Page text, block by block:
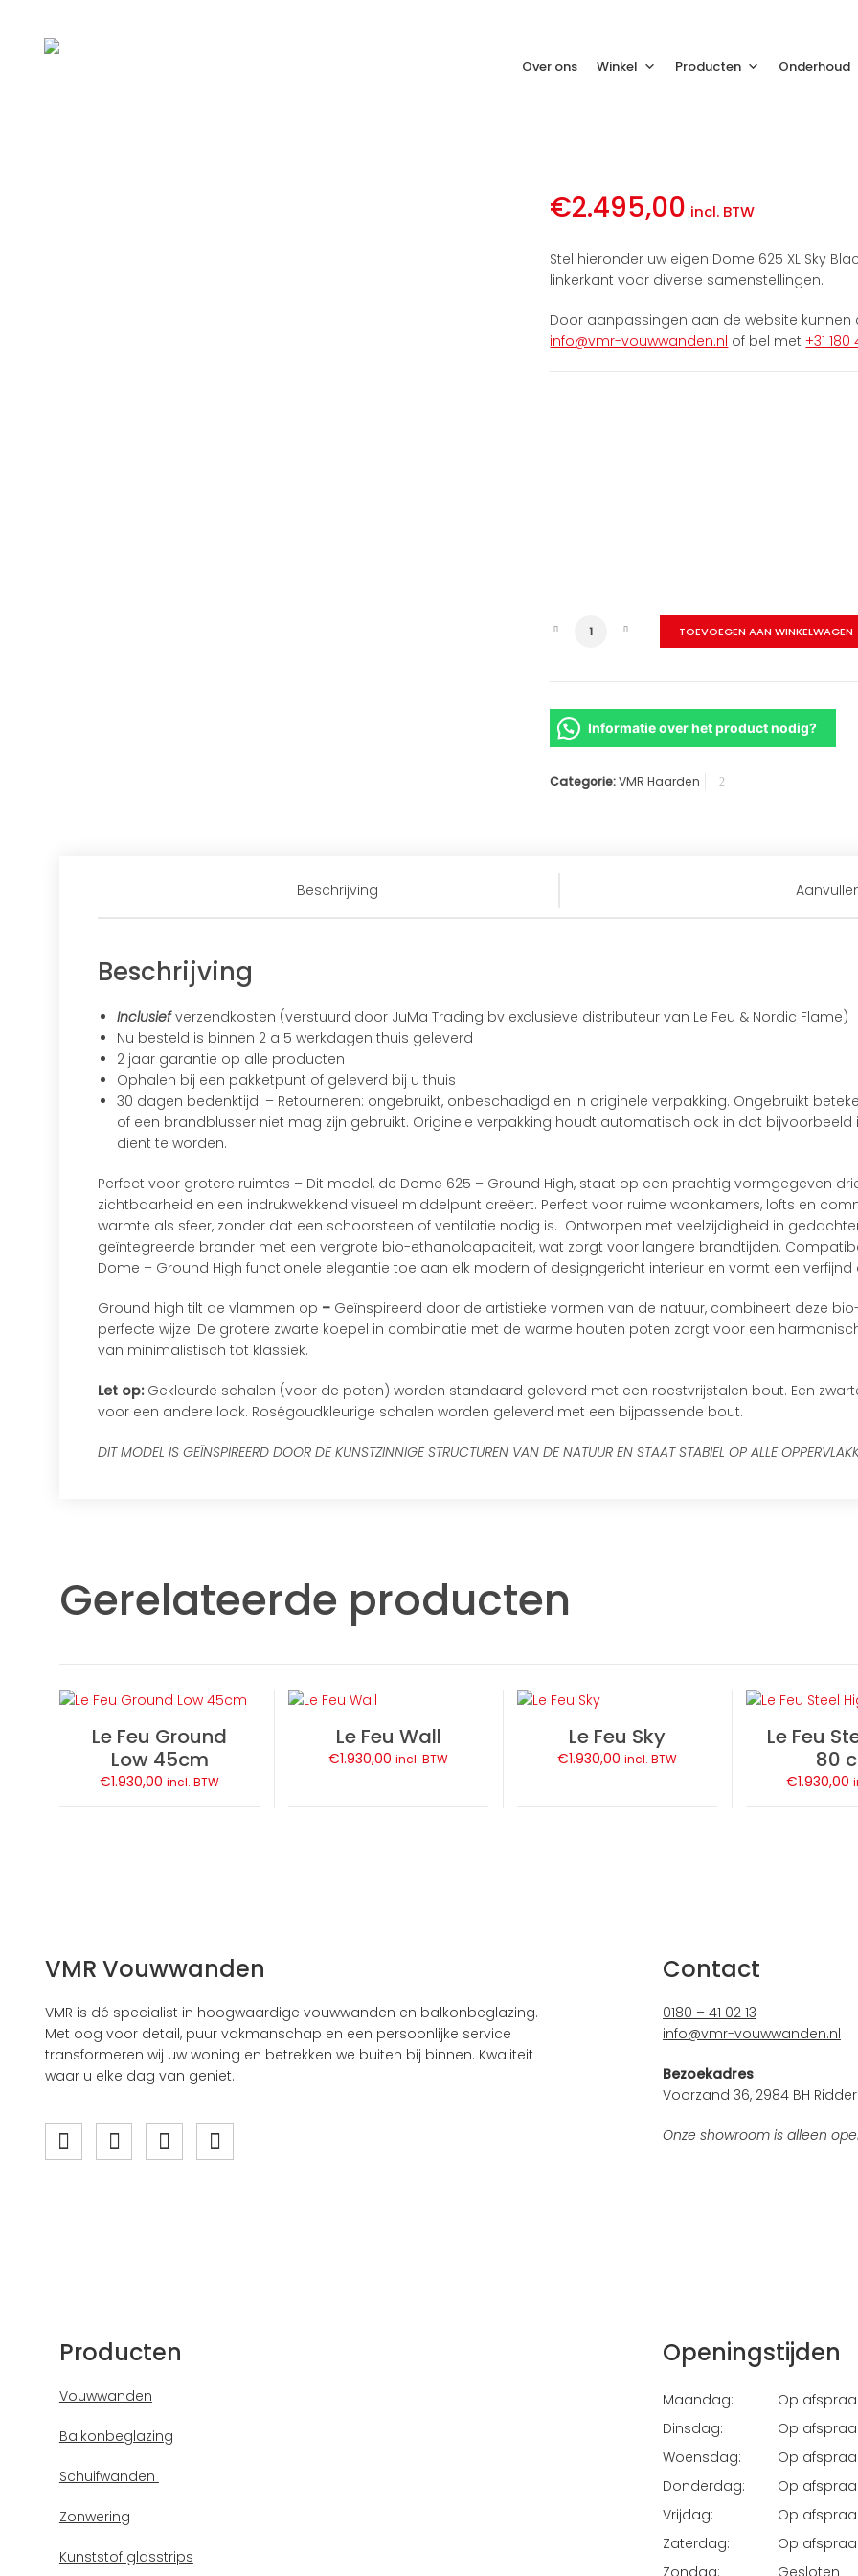
Over ons Winkel Producten Onderhoud
€2.495,00 incl. BTW
Stel hieronder uw eigen Dome 625 XL Sky
linkerkant voor diverse samenstellingen.
Door aanpassingen aan de website
info@vmr-vouwwanden.nl of bel met+31 180
Dome 625 XL – Black Ground Wood High
TOEVOEGEN AAN WINKELWAGEN
Informatie over het product nodig?
Categorie:VMR Haarden
Beschrijving
Beschrijving
Inclusiefverzendkosten (verstuurd door JuMa Trading bv exclusieve distributeur van Le Feu & Nordic Flame)
Nu besteld is binnen 2 a 5 werkdagen thuis geleverd
2 jaar garantie op alle producten
Ophalen bij een pakketpunt of geleverd bij u thuis
30 dagen bedenktijd. – Retourneren: ongebruikt, onbeschadigd en in originele verpakking. Ongebruikt
of een brandblusser niet mag zijn gebruikt. Originele verpakking houdt automatisch ook in dat
dient te worden.
Perfect voor grotere ruimtes – Dit model, de Dome 625 – Ground High, staat op een prachtig vormgegeven
zichtbaarheid en een indrukwekkend visueel middelpunt creëert. Perfect voor ruime woonkamers, lofts en
warmte als sfeer, zonder dat een schoorsteen of ventilatie nodig is. Ontworpen met veelzijdigheid in
geïntegreerde brander met een vergrote bio-ethanolcapaciteit, wat zorgt voor langere brandtijden.
Dome – Ground High functionele elegantie toe aan elk modern of designgericht interieur en vormt een
Ground high tilt de vlammen op – Geïnspireerd door de artistieke vormen van de natuur, combineert deze
perfecte wijze. De grotere zwarte koepel in combinatie met de warme houten poten zorgt voor een
van minimalistisch tot klassiek.
Let op:Gekleurde schalen (voor de poten) worden standaard geleverd met een roestvrijstalen bout. Een
voor een andere look. Roségoudkleurige schalen worden geleverd met een bijpassende bout.
DIT MODEL IS GEÏNSPIREERD DOOR DE KUNSTZINNIGE STRUCTUREN VAN DE NATUUR EN STAAT STABIEL OP ALLE
Gerelateerde producten
Le Feu Ground
Low 45cm
€1.930,00 incl. BTW
Le Feu Wall
€1.930,00 incl. BTW
Le Feu Sky
€1.930,00 incl. BTW
Le Feu
80
€1.930,00
VMR Vouwwanden
VMR is dé specialist in hoogwaardige vouwwanden en balkonbeglazing.
Met oog voor detail, puur vakmanschap en een persoonlijke service
transformeren wij uw woning en betrekken we buiten bij binnen. Kwaliteit
waar u elke dag van geniet.
Contact
0180 – 41 02 13
info@vmr-vouwwanden.nl
Bezoekadres
Voorzand 36, 2984 BH
Onze showroom is alleen
Producten
Vouwwanden
Balkonbeglazing
Schuifwanden
Zonwering
Kunststof glasstrips
Openingstijden
Maandag:
Op
Dinsdag:
Op
Woensdag:
Op
Donderdag:
Op
Vrijdag:
Op
Zaterdag:
Op
Zondag:
Gesloten